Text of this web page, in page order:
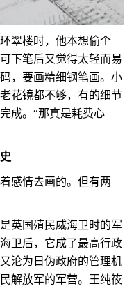
翠楼时，他本想偷个
下笔后又觉得太轻而易
，要画精细钢笔画。小
花镜都不够，有的细节
成。“那真是耗费心
情去画的。但有两
国殖民威海卫时的军
卫后，它成了最高行政
沦为日伪政府的管理机
解放军的军营。王纯筱